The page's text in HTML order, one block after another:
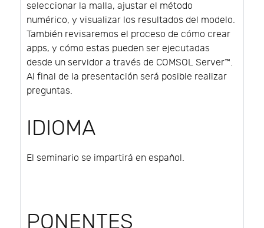
seleccionar la malla, ajustar el método
numérico, y visualizar los resultados del modelo.
También revisaremos el proceso de cómo crear
apps, y cómo estas pueden ser ejecutadas
desde un servidor a través de COMSOL Server™.
Al final de la presentación será posible realizar
preguntas.
IDIOMA
El seminario se impartirá en español.
PONENTES